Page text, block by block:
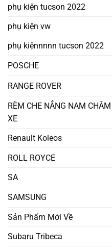
phụ kiện tucson 2022
phụ kiện vw
phụ kiệnnnnn tucson 2022
POSCHE
RANGE ROVER
RÈM CHE NẮNG NAM
XE
Renault Koleos
ROLL ROYCE
SA
SAMSUNG
Sản Phẩm Mới Về
Subaru Tribeca